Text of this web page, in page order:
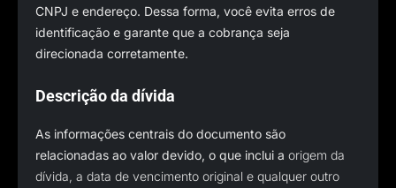
CNPJ e endereço. Dessa forma, você evita erros de
identificação e garante que a cobrança seja
direcionada corretamente.
Descrição da dívida
As informações centrais do documento são
relacionadas ao valor devido, o que inclui a origem da
dívida, a data de vencimento original e qualquer outro